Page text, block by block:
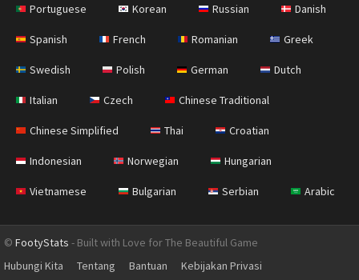
Portuguese Korean Russian Danish
Spanish French Romanian Greek
Swedish Polish German Dutch
Italian Czech Chinese Traditional
Chinese Simplified Thai Croatian
Indonesian Norwegian Hungarian
Vietnamese Bulgarian Serbian Arabic
© FootyStats - Built with Love for The Beautiful Game
Hubungi Kita
Tentang Bantuan Kebijakan Privasi